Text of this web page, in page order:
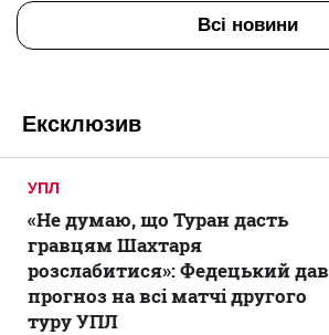
Всі новини
Ексклюзив
УПЛ
«Не думаю, що Туран дасть
гравцям Шахтаря
розслабитися»: Федецький дав
прогноз на всі матчі другого
туру УПЛ